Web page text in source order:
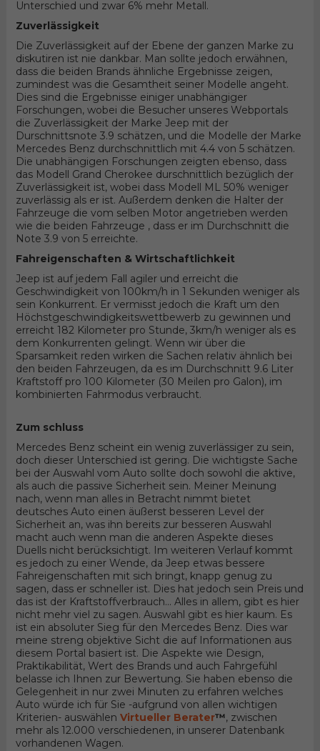
Unterschied und zwar 6% mehr Metall.
Zuverlässigkeit
Die Zuverlässigkeit auf der Ebene der ganzen Marke zu
diskutiren ist nie dankbar. Man sollte jedoch erwähnen,
dass die beiden Brands ähnliche Ergebnisse zeigen,
zumindest was die Gesamtheit seiner Modelle angeht.
Dies sind die Ergebnisse einiger unabhängiger
Forschungen, wobei die Besucher unseres Webportals
die Zuverlässigkeit der Marke Jeep mit der
Durschnittsnote 3.9 schätzen, und die Modelle der Marke
Mercedes Benz durchschnittlich mit 4.4 von 5 schätzen.
Die unabhängigen Forschungen zeigten ebenso, dass
das Modell Grand Cherokee durschnittlich bezüglich der
Zuverlässigkeit ist, wobei dass Modell ML 50% weniger
zuverlässig als er ist. Außerdem denken die Halter der
Fahrzeuge die vom selben Motor angetrieben werden
wie die beiden Fahrzeuge , dass er im Durchschnitt die
Note 3.9 von 5 erreichte.
Fahreigenschaften & Wirtschaftlichkeit
Jeep ist auf jedem Fall agiler und erreicht die
Geschwindigkeit von 100km/h in 1 Sekunden weniger als
sein Konkurrent. Er vermisst jedoch die Kraft um den
Höchstgeschwindigkeitswettbewerb zu gewinnen und
erreicht 182 Kilometer pro Stunde, 3km/h weniger als es
dem Konkurrenten gelingt. Wenn wir über die
Sparsamkeit reden wirken die Sachen relativ ähnlich bei
den beiden Fahrzeugen, da es im Durchschnitt 9.6 Liter
Kraftstoff pro 100 Kilometer (30 Meilen pro Galon), im
kombinierten Fahrmodus verbraucht.
Zum schluss
Mercedes Benz scheint ein wenig zuverlässiger zu sein,
doch dieser Unterschied ist gering. Die wichtigste Sache
bei der Auswahl vom Auto sollte doch sowohl die aktive,
als auch die passive Sicherheit sein. Meiner Meinung
nach, wenn man alles in Betracht nimmt bietet
deutsches Auto einen äußerst besseren Level der
Sicherheit an, was ihn bereits zur besseren Auswahl
macht auch wenn man die anderen Aspekte dieses
Duells nicht berücksichtigt. Im weiteren Verlauf kommt
es jedoch zu einer Wende, da Jeep etwas bessere
Fahreigenschaften mit sich bringt, knapp genug zu
sagen, dass er schneller ist. Dies hat jedoch sein Preis und
das ist der Kraftstoffverbrauch... Alles in allem, gibt es hier
nicht mehr viel zu sagen. Auswahl gibt es hier kaum. Es
ist ein absoluter Sieg für den Mercedes Benz. Dies war
meine streng objektive Sicht die auf Informationen aus
diesem Portal basiert ist. Die Aspekte wie Design,
Praktikabilität, Wert des Brands und auch Fahrgefühl
belasse ich Ihnen zur Bewertung. Sie haben ebenso die
Gelegenheit in nur zwei Minuten zu erfahren welches
Auto würde ich für Sie -aufgrund von allen wichtigen
Kriterien- auswählen Virtueller Berater™, zwischen
mehr als 12.000 verschiedenen, in unserer Datenbank
vorhandenen Wagen.